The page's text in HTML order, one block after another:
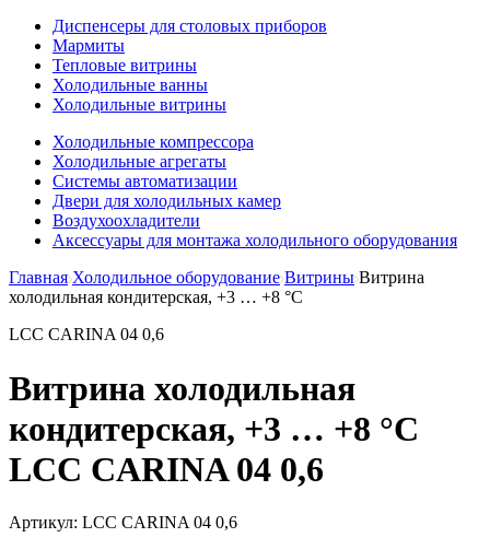
Диспенсеры для столовых приборов
Мармиты
Тепловые витрины
Холодильные ванны
Холодильные витрины
Холодильные компрессора
Холодильные агрегаты
Системы автоматизации
Двери для холодильных камер
Воздухоохладители
Аксессуары для монтажа холодильного оборудования
Главная Холодильное оборудование Витрины Витрина
холодильная кондитерская, +3 … +8 °C
LCC CARINA 04 0,6
Витрина холодильная
кондитерская, +3 … +8 °C
LCC CARINA 04 0,6
Артикул: LCC CARINA 04 0,6